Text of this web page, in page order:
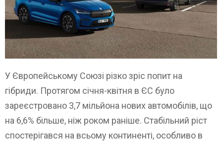
У Європейському Союзі різко зріс попит на
гібриди. Протягом січня-квітня в ЄС було
зареєстровано 3,7 мільйона нових автомобілів, що
на 6,6% більше, ніж роком раніше. Стабільний ріст
спостерігався на всьому континенті, особливо в